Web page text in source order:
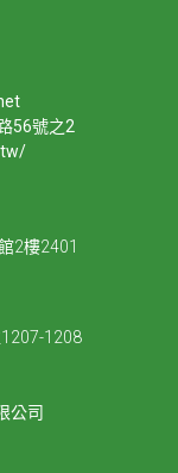
56號之2
2樓2401
1208
公司